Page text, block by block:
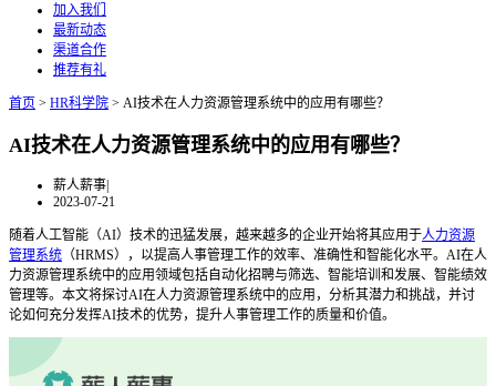
加入我们
最新动态
渠道合作
推荐有礼
首页 > HR科学院 > AI技术在人力资源管理系统中的应用有哪些？
AI技术在人力资源管理系统中的应用有哪些？
薪人薪事|
2023-07-21
随着人工智能（AI）技术的迅猛发展，越来越多的企业开始将其应用于人力资源
管理系统 （HRMS），以提高人事管理工作的效率、准确性和智能化水平。AI在人
力资源管理系统中的应用领域包括自动化招聘与筛选、智能培训和发展、智能绩效
管理等。本文将探讨AI在人力资源管理系统中的应用，分析其潜力和挑战，并讨
论如何充分发挥AI技术的优势，提升人事管理工作的质量和价值。